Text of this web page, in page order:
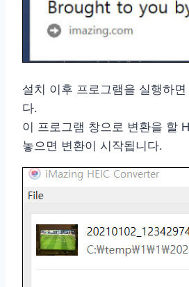
설치 이후 프로그램을 실행하면
다.
이 프로그램 창으로 변환을 할
놓으면 변환이 시작됩니다.